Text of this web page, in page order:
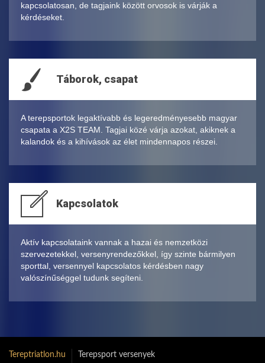
kapcsolatosan, de tagjaink között orvosok is várják a
kérdéseket.
Táborok, csapat
A terepsportok legaktívabb és legeredményesebb magyar
csapata a X2S TEAM. Tagjai közé várja azokat, akiknek a
kalandok és a kihívások az élet mindennapos részei.
Kapcsolatok
Aktív kapcsolataink vannak a hazai és nemzetközi
szervezetekkel, versenyrendezőkkel, így szinte bármilyen
sporttal, versennyel kapcsolatos kérdésben nagy
valószínűséggel tudunk segíteni.
Tereptriatlon.hu Terepsport versenyek